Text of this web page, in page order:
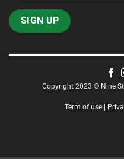
Copyright 2023 © Nine
Term of use |